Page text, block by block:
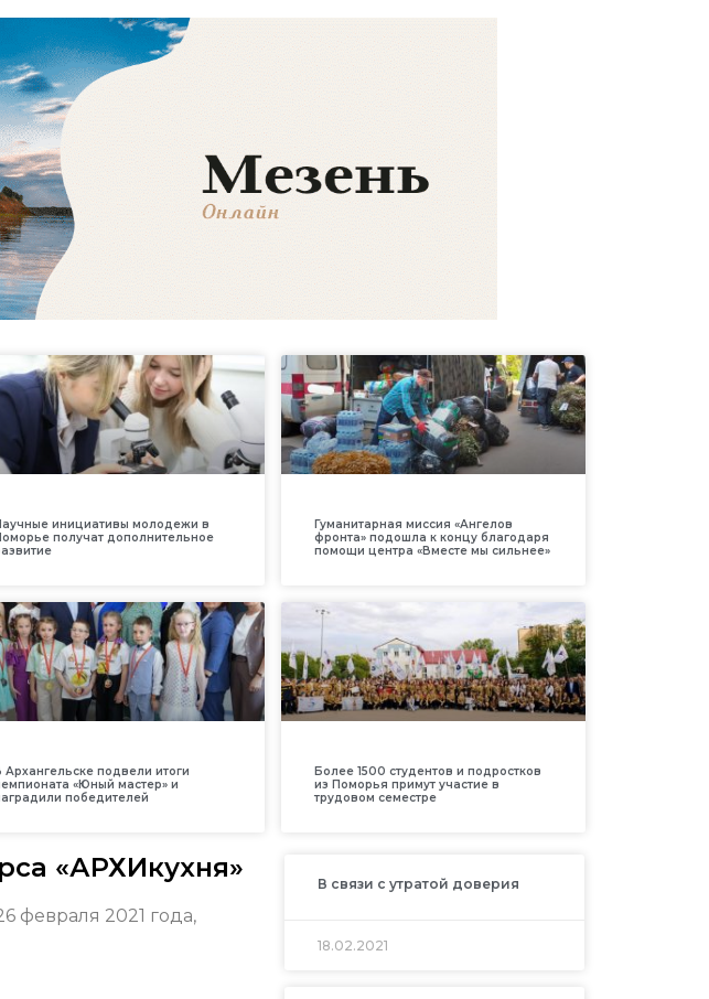
инициативы молодежи в
получат дополнительное
Гуманитарная миссия «Ангелов
фронта» подошла к концу благодаря
помощи центра «Вместе мы сильнее»
Архангельске подвели итоги
«Юный мастер» и
победителей
Более 1500 студентов и подростков
из Поморья примут участие в
трудовом семестре
«АРХИкухня»
февраля 2021 года,
В связи с утратой доверия
18.02.2021